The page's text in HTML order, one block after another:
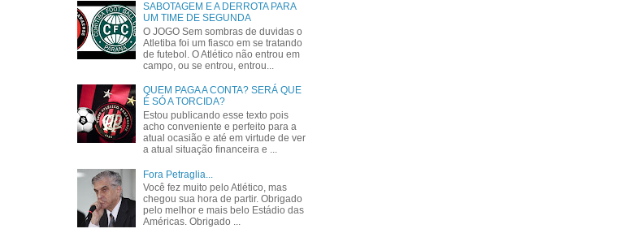
SABOTAGEM E A DERROTA PARA
UM TIME DE SEGUNDA
O JOGO Sem sombras de duvidas o
Atletiba foi um fiasco em se tratando
de futebol. O Atlético não entrou em
campo, ou se entrou, entrou...
QUEM PAGA A CONTA? SERÁ QUE
É SÓ A TORCIDA?
Estou publicando esse texto pois
acho conveniente e perfeito para a
atual ocasião e até em virtude de ver
a atual situação financeira e ...
Fora Petraglia...
Você fez muito pelo Atlético, mas
chegou sua hora de partir. Obrigado
pelo melhor e mais belo Estádio das
Américas. Obrigado ...